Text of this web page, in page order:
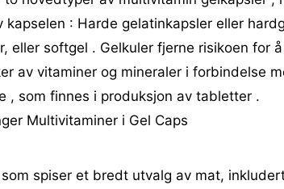
kapselen : Harde gelatinkapsler eller
eller softgel . Gelkuler fjerne risikoen for
av vitaminer og mineraler i forbindelse
, som finnes i produksjon av tabletter .
Multivitaminer i Gel Caps
spiser et bredt utvalg av mat,